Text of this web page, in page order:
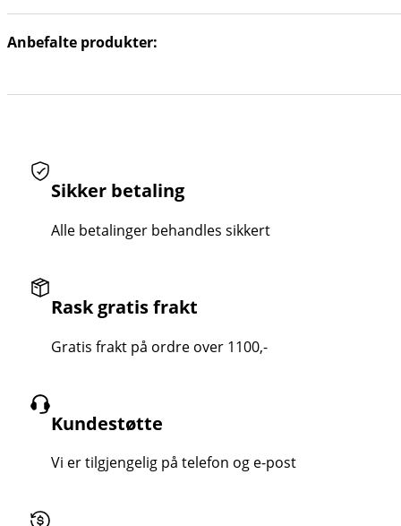
Anbefalte produkter:
Sikker betaling
Alle betalinger behandles sikkert
Rask gratis frakt
Gratis frakt på ordre over 1100,-
Kundestøtte
Vi er tilgjengelig på telefon og e-post